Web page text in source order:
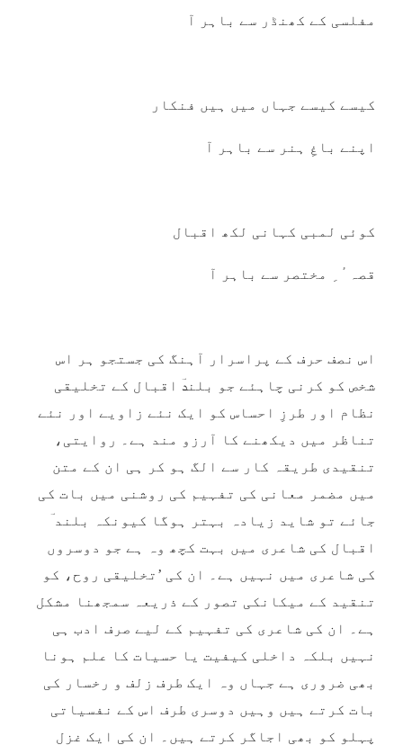
مفلسی کے کھنڈر سے باہر آ
کیسے کیسے جہاں میں ہیں فنکار
اپنے باغِ ہنر سے باہر آ
کوئی لمبی کہانی لکھ اقبال
قصہ ٔ ِ مختصر سے باہر آ
اس نصف حرف کے پراسرار آہنگ کی جستجو ہر اس
شخص کو کرنی چاہئے جو بلندؔ اقبال کے تخلیقی
نظام اور طرزِ احساس کو ایک نئے زاویے اور نئے
تناظر میں دیکھنے کا آرزو مند ہے۔ روایتی،
تنقیدی طریقہ کار سے الگ ہو کر ہی ان کے متن
میں مضمر معانی کی تفہیم کی روشنی میں بات کی
جائے تو شاید زیادہ بہتر ہوگا کیونکہ بلند ؔ
اقبال کی شاعری میں بہت کچھ وہ ہے جو دوسروں
کی شاعری میں نہیں ہے۔ ان کی ’تخلیقی روح، کو
تنقید کے میکانکی تصور کے ذریعہ سمجھنا مشکل
ہے۔ ان کی شاعری کی تفہیم کے لیے صرف ادب ہی
نہیں بلکہ داخلی کیفیت یا حسیات کا علم ہونا
بھی ضروری ہے جہاں وہ ایک طرف زلف و رخسار کی
بات کرتے ہیں وہیں دوسری طرف اس کے نفسیاتی
پہلو کو بھی اجاگر کرتے ہیں۔ ان کی ایک غزل